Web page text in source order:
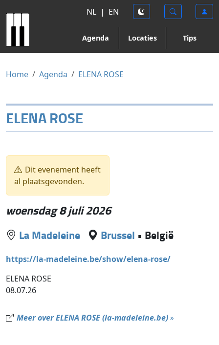
NL | EN
Agenda Locaties Tips
Home Agenda ELENA ROSE
ELENA ROSE
Dit evenement heeft
al plaatsgevonden.
woensdag 8 juli 2026
La Madeleine Brussel • België
https://la-madeleine.be/show/elena-rose/
ELENA ROSE
08.07.26
Meer over ELENA ROSE (la-madeleine.be)»